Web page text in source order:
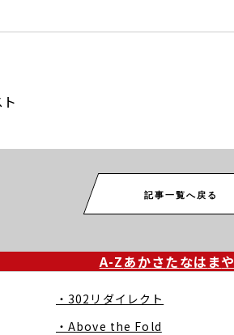
記事一覧へ戻る
A-Zあかさたなは まや
・302リダイレクト
・Above the Fold